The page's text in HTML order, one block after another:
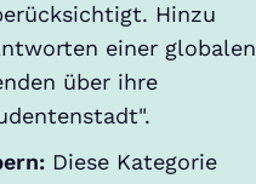
Hinzu
einer globalen
über ihre
Diese Kategorie